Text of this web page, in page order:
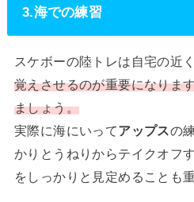
3.海での練習
スケボーの陸トレは自宅の近
覚えさせるのが重要になりま
ましょう。
実際に海にいってアップスの
かりとうねりからテイクオフ
をしっかりと見定めることも